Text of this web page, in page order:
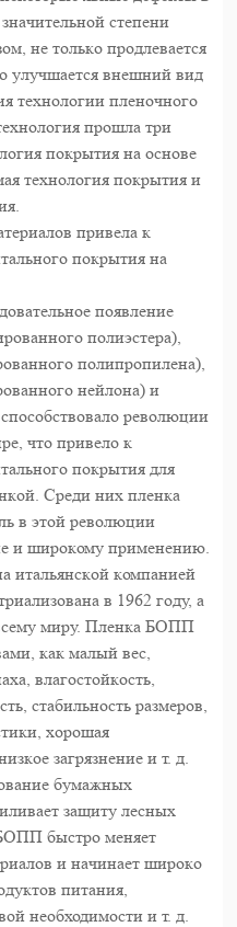
степени
не только продлевается
улучшается внешний вид
технологии пленочного
прошла три
покрытия на основе
технология покрытия и
привела к
покрытия на
появление
полиэстера),
полипропилена),
нейлона) и
революции
что привело к
покрытия для
Среди них пленка
в этой революции
и широкому применению.
итальянской компанией
в 1962 году, а
миру. Пленка БОПП
как малый вес,
влагостойкость,
стабильность размеров,
хорошая
загрязнение и т. д.
бумажных
защиту лесных
быстро меняет
и начинает широко
питания,
необходимости и т. д.